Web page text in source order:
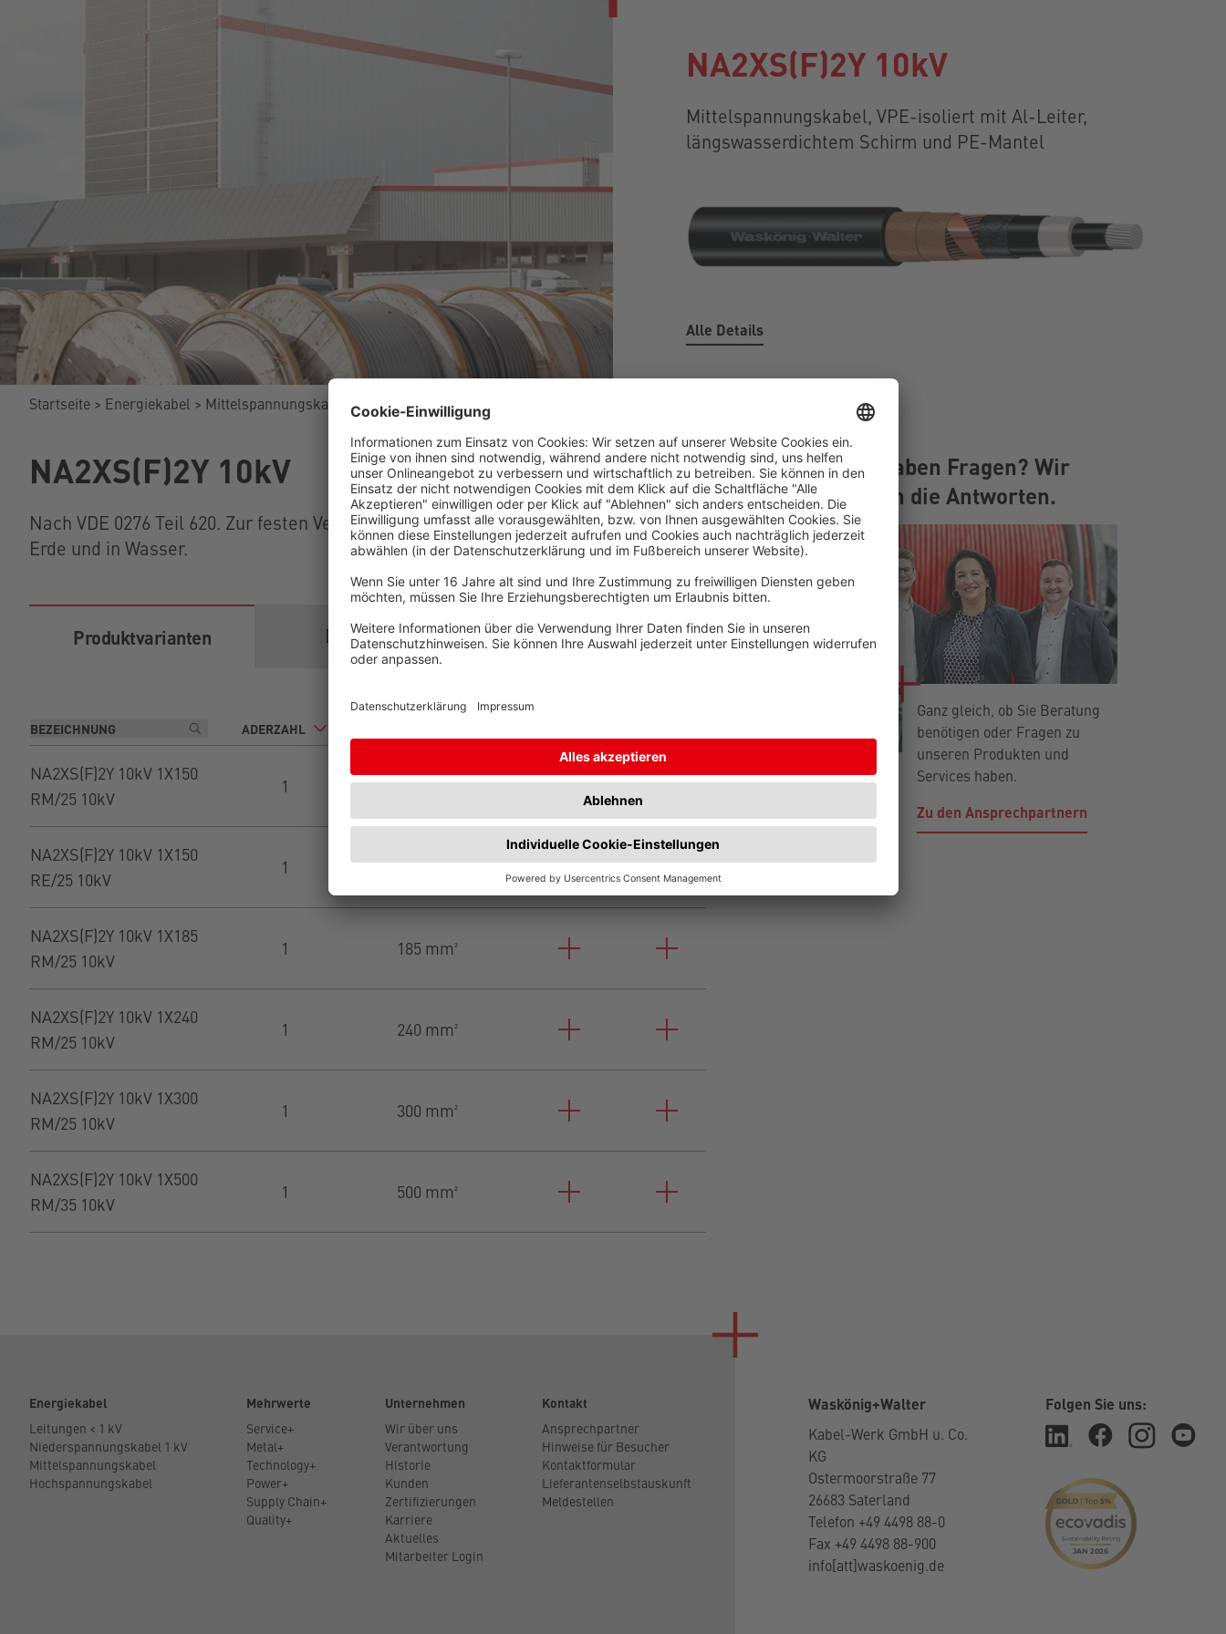
NA2XS(F)2Y 10kV
Mittelspannungskabel, VPE-isoliert mit Al-Leiter,
längswasserdichtem Schirm und PE-Mantel
Alle Details
Startseite Energiekabel Mittelspannungskabel NA2XS(F)2Y 10kV
NA2XS(F)2Y 10kV
Nach VDE 0276 Teil 620. Zur festen Verlegung in Innenräumen, im Freien, in
Erde und in Wasser.
Produktvarianten Downloads Unter- und Überlängen
ADERZAHL
NA2XS(F)2Y 10kV 1X150
RM/25 10kV
1 150 mm²
NA2XS(F)2Y 10kV 1X150
RE/25 10kV
1 150 mm²
NA2XS(F)2Y 10kV 1X185
RM/25 10kV
1 185 mm²
NA2XS(F)2Y 10kV 1X240
RM/25 10kV
1 240 mm²
NA2XS(F)2Y 10kV 1X300
RM/25 10kV
1 300 mm²
NA2XS(F)2Y 10kV 1X500
RM/35 10kV
1 500 mm²
Sie haben Fragen? Wir
haben die Antworten.
Ganz gleich, ob Sie Beratung
benötigen oder Fragen zu
unseren Produkten und
Services haben.
Zu den Ansprechpartnern
Energiekabel
Leitungen < 1 kV
Niederspannungskabel 1 kV
Mittelspannungskabel
Hochspannungskabel
Mehrwerte
Service+
Metal+
Technology+
Power+
Supply Chain+
Quality+
Unternehmen
Wir über uns
Verantwortung
Historie
Kunden
Zertifizierungen
Karriere
Aktuelles
Mitarbeiter Login
Kontakt
Ansprechpartner
Hinweise für Besucher
Kontaktformular
Lieferantenselbstauskunft
Meldestellen
Waskönig+Walter
Kabel-Werk GmbH u. Co.
KG
Ostermoorstraße 77
26683 Saterland
Telefon +49 4498 88-0
Fax +49 4498 88-900
info[att]waskoenig.de
Folgen Sie uns: